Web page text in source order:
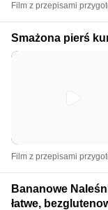
Film z przepisami
Smażona pierś
Film z przepisami
Bananowe
łatwe,